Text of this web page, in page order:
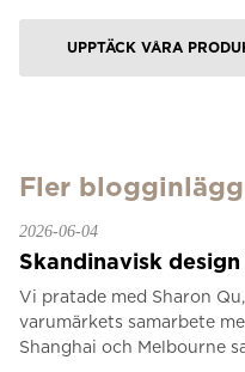
UPPTÄCK VÅRA
Fler blogginlägg
2026-06-04
Skandinavisk
Vi pratade med Sharon
varumärkets samarbete
Shanghai och Melbourne